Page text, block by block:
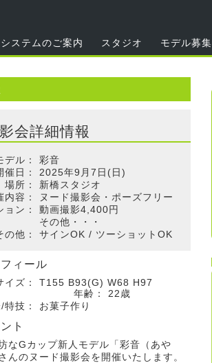
システムのご案内 スタジオ モデル募集
会詳細情報
デル：
彩音
催日：
2025年9月7日(日)
場所：
新橋スタジオ
内容：
ヌード撮影会・ポーズフリー
ョン：
動画撮影4,400円
その他・・・
の他：
サインOK / ツーショットOK
ィール
イズ：
T155 B93(G) W68 H97
年齢：
22歳
特技：
お菓子作り
ト
なGカップ新人モデル「彩音（あや
んのヌード撮影会を開催いたします。